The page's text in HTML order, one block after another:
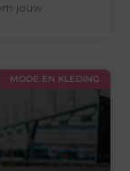
jouw
MODE EN KLEDING